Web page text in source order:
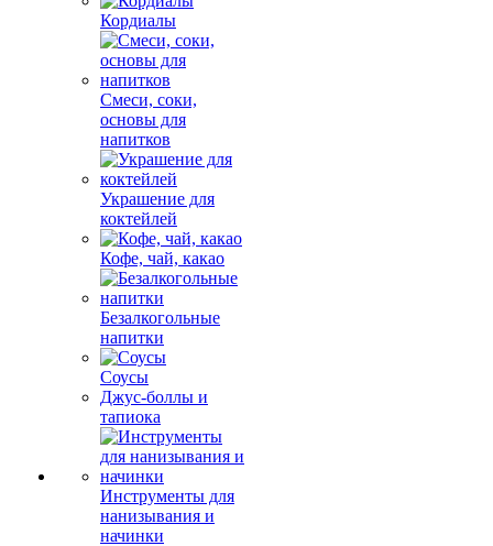
Кордиалы
Смеси, соки,
основы для
напитков
Украшение для
коктейлей
Кофе, чай, какао
Безалкогольные
напитки
Соусы
Джус-боллы и
тапиока
Инструменты для
нанизывания и
начинки